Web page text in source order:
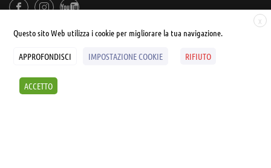
Sintesi e liberatorie
X
Questo sito Web utilizza i cookie per migliorare la tua navigazione.
APPROFONDISCI IMPOSTAZIONE COOKIE RIFIUTO
ACCETTO